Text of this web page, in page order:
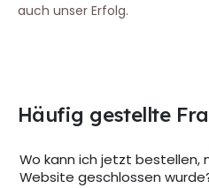
auch unser Erfolg.
Häufig gestellte
Wo kann ich jetzt bestellen,
Website geschlossen